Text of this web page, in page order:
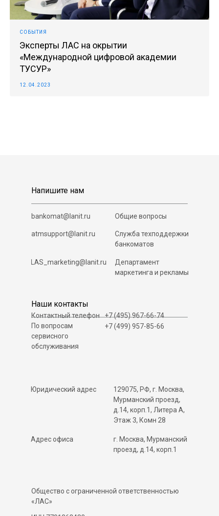
СОБЫТИЯ
Эксперты ЛАС на окрытии
«Международной цифровой академии
ТУСУР»
12.04.2023
Наши контакты
Контактный телефон
По вопросам
сервисного
обслуживания
+7 (495) 967-66-74
+7 (499) 957-85-66
Департамент
маркетинга и рекламы
Служба техподдержки
банкоматов
Общие вопросы
LAS_marketing@lanit.ru
atmsupport@lanit.ru
bankomat@lanit.ru
Напишите нам
Юридический адрес
Адрес офиса
129075, РФ, г. Москва,
Мурманский проезд,
д.14, корп.1, Литера А,
Этаж 3, Комн 28
г. Москва, Мурманский
проезд, д.14, корп.1
Общество с ограниченной ответственностью
«ЛАС»